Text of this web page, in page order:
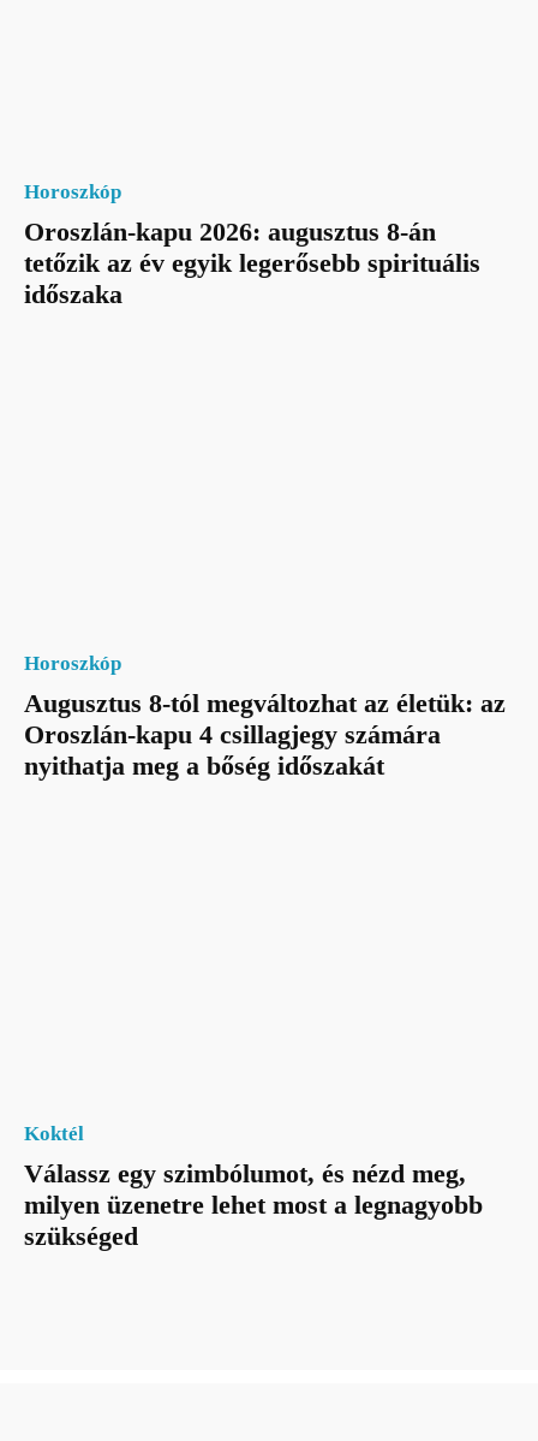
Horoszkóp
Oroszlán-kapu 2026: augusztus 8-án
tetőzik az év egyik legerősebb spirituális
időszaka
Horoszkóp
Augusztus 8-tól megváltozhat az életük: az
Oroszlán-kapu 4 csillagjegy számára
nyithatja meg a bőség időszakát
Koktél
Válassz egy szimbólumot, és nézd meg,
milyen üzenetre lehet most a legnagyobb
szükséged